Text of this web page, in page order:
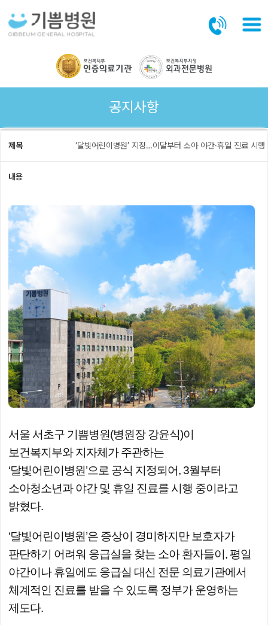
공지사항
제목 ‘달빛어린이병원’ 지정…이달부터 소아 야간·휴일 진료 시행
내용
서울 서초구 기쁨병원(병원장 강윤식)이
보건복지부와 지자체가 주관하는
‘달빛어린이병원’으로 공식 지정되어, 3월부터
소아청소년과 야간 및 휴일 진료를 시행 중이라고
밝혔다.
‘달빛어린이병원’은 증상이 경미하지만 보호자가
판단하기 어려워 응급실을 찾는 소아 환자들이, 평일
야간이나 휴일에도 응급실 대신 전문 의료기관에서
체계적인 진료를 받을 수 있도록 정부가 운영하는
제도다.